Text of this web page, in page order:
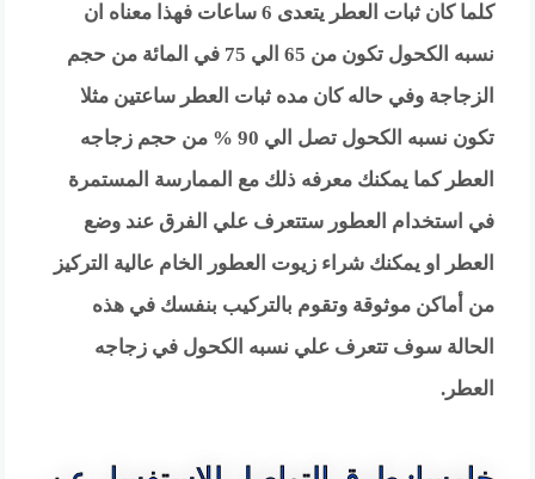
كلما كان ثبات العطر يتعدى 6 ساعات فهذا معناه ان
نسبه الكحول تكون من 65 الي 75 في المائة من حجم
الزجاجة وفي حاله كان مده ثبات العطر ساعتين مثلا
تكون نسبه الكحول تصل الي 90 % من حجم زجاجه
العطر كما يمكنك معرفه ذلك مع الممارسة المستمرة
في استخدام العطور ستتعرف علي الفرق عند وضع
العطر او يمكنك شراء زيوت العطور الخام عالية التركيز
من أماكن موثوقة وتقوم بالتركيب بنفسك في هذه
الحالة سوف تتعرف علي نسبه الكحول في زجاجه
العطر.